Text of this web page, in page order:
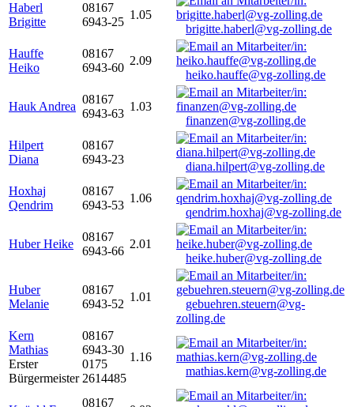
Haberl
Brigitte
08167
6943-25
1.05
brigitte.haberl@vg-zolling.de
Hauffe
Heiko
08167
6943-60
2.09
heiko.hauffe@vg-zolling.de
Hauk Andrea
08167
6943-63
1.03
finanzen@vg-zolling.de
Hilpert
Diana
08167
6943-23
diana.hilpert@vg-zolling.de
Hoxhaj
Qendrim
08167
6943-53
1.06
qendrim.hoxhaj@vg-zolling.de
Huber Heike
08167
6943-66
2.01
heike.huber@vg-zolling.de
Huber
Melanie
08167
6943-52
1.01
gebuehren.steuern@vg-
zolling.de
Kern
Mathias
Erster
Bürgermeister
08167
6943-30
0175
2614485
1.16
mathias.kern@vg-zolling.de
08167